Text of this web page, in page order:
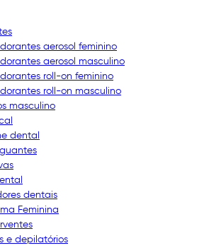
aerosol feminino
aerosol masculino
roll-on feminino
roll-on masculino
masculino
dental
dentais
Feminina
e depilatórios